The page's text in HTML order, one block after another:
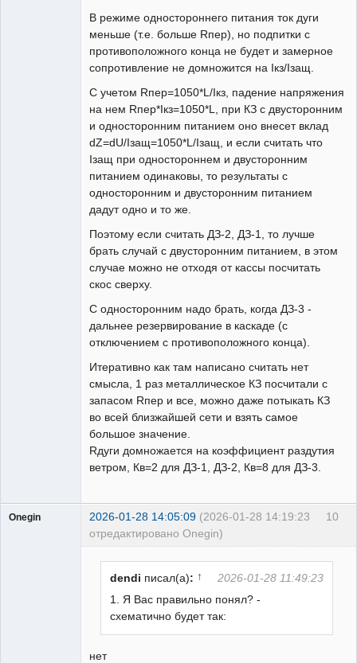
В режиме одностороннего питания ток дуги
меньше (т.е. больше Rпер), но подпитки с
противоположного конца не будет и замерное
сопротивление не домножится на Iкз/Iзащ.
С учетом Rпер=1050*L/Iкз, падение напряжения
на нем Rпер*Iкз=1050*L, при КЗ с двусторонним
и односторонним питанием оно внесет вклад
dZ=dU/Iзащ=1050*L/Iзащ, и если считать что
Iзащ при одностороннем и двусторонним
питанием одинаковы, то результаты с
односторонним и двусторонним питанием
дадут одно и то же.
Поэтому если считать ДЗ-2, ДЗ-1, то лучше
брать случай с двусторонним питанием, в этом
случае можно не отходя от кассы посчитать
скос сверху.
С односторонним надо брать, когда ДЗ-3 -
дальнее резервирование в каскаде (с
отключением с противоположного конца).
Итеративно как там написано считать нет
смысла, 1 раз металлическое КЗ посчитали с
запасом Rпер и все, можно даже потыкать КЗ
во всей близжайшей сети и взять самое
большое значение.
Rдуги домножается на коэффициент раздутия
ветром, Кв=2 для ДЗ-1, ДЗ-2, Кв=8 для ДЗ-3.
10
Onegin 2026-01-28 14:05:09 (2026-01-28 14:19:23
отредактировано Onegin)
dendi писал(а): ↑
2026-01-28 11:49:23
1. Я Вас правильно понял? -
схематично будет так:
нет